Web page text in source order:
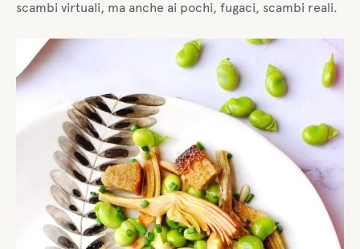
scambi virtuali, ma anche ai pochi, fugaci, scambi reali.